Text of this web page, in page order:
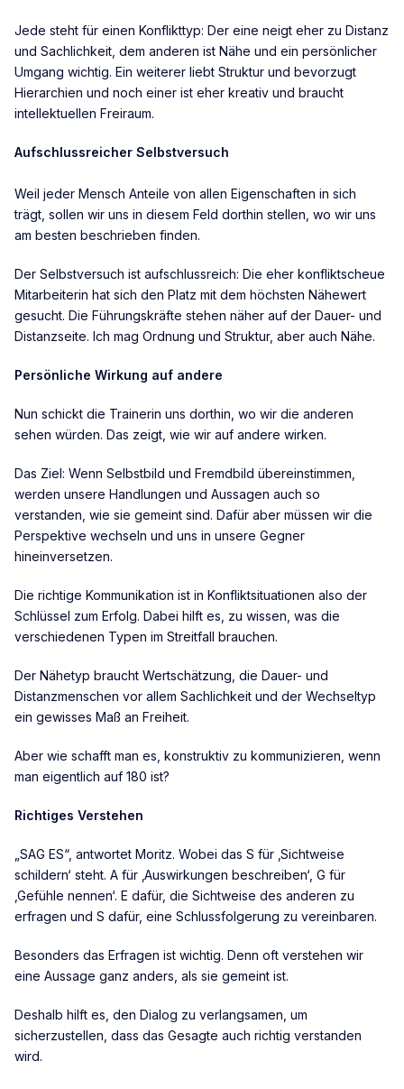
Jede steht für einen Konflikttyp: Der eine neigt eher zu Distanz
und Sachlichkeit, dem anderen ist Nähe und ein persönlicher
Umgang wichtig. Ein weiterer liebt Struktur und bevorzugt
Hierarchien und noch einer ist eher kreativ und braucht
intellektuellen Freiraum.
Aufschlussreicher Selbstversuch
Weil jeder Mensch Anteile von allen Eigenschaften in sich
trägt, sollen wir uns in diesem Feld dorthin stellen, wo wir uns
am besten beschrieben finden.
Der Selbstversuch ist aufschlussreich: Die eher konfliktscheue
Mitarbeiterin hat sich den Platz mit dem höchsten Nähewert
gesucht. Die Führungskräfte stehen näher auf der Dauer- und
Distanzseite. Ich mag Ordnung und Struktur, aber auch Nähe.
Persönliche Wirkung auf andere
Nun schickt die Trainerin uns dorthin, wo wir die anderen
sehen würden. Das zeigt, wie wir auf andere wirken.
Das Ziel: Wenn Selbstbild und Fremdbild übereinstimmen,
werden unsere Handlungen und Aussagen auch so
verstanden, wie sie gemeint sind. Dafür aber müssen wir die
Perspektive wechseln und uns in unsere Gegner
hineinversetzen.
Die richtige Kommunikation ist in Konfliktsituationen also der
Schlüssel zum Erfolg. Dabei hilft es, zu wissen, was die
verschiedenen Typen im Streitfall brauchen.
Der Nähetyp braucht Wertschätzung, die Dauer- und
Distanzmenschen vor allem Sachlichkeit und der Wechseltyp
ein gewisses Maß an Freiheit.
Aber wie schafft man es, konstruktiv zu kommunizieren, wenn
man eigentlich auf 180 ist?
Richtiges Verstehen
„SAG ES“, antwortet Moritz. Wobei das S für ‚Sichtweise
schildern‘ steht. A für ‚Auswirkungen beschreiben‘, G für
‚Gefühle nennen‘. E dafür, die Sichtweise des anderen zu
erfragen und S dafür, eine Schlussfolgerung zu vereinbaren.
Besonders das Erfragen ist wichtig. Denn oft verstehen wir
eine Aussage ganz anders, als sie gemeint ist.
Deshalb hilft es, den Dialog zu verlangsamen, um
sicherzustellen, dass das Gesagte auch richtig verstanden
wird.